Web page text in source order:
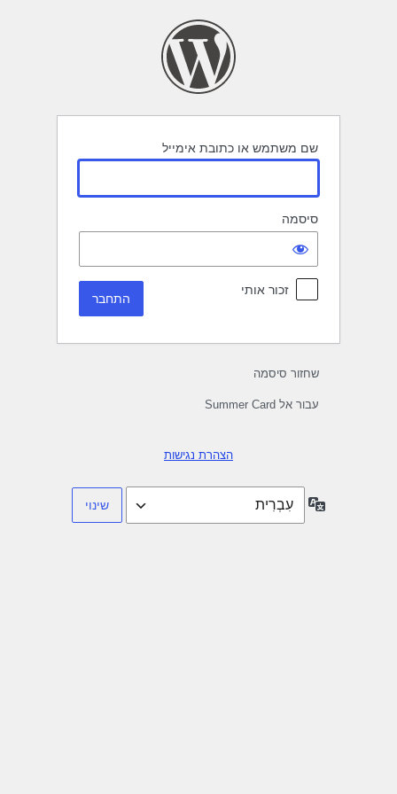
שם משתמש או כתובת אימייל
סיסמה
זכור אותי
שחזור סיסמה
עבור אל Summer Card
הצהרת נגישות
שפה